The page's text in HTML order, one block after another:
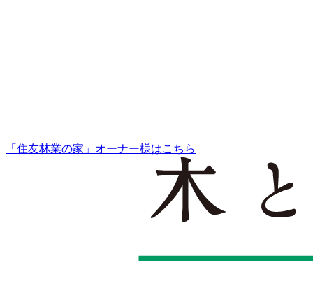
「住友林業の家」オーナー様はこちら